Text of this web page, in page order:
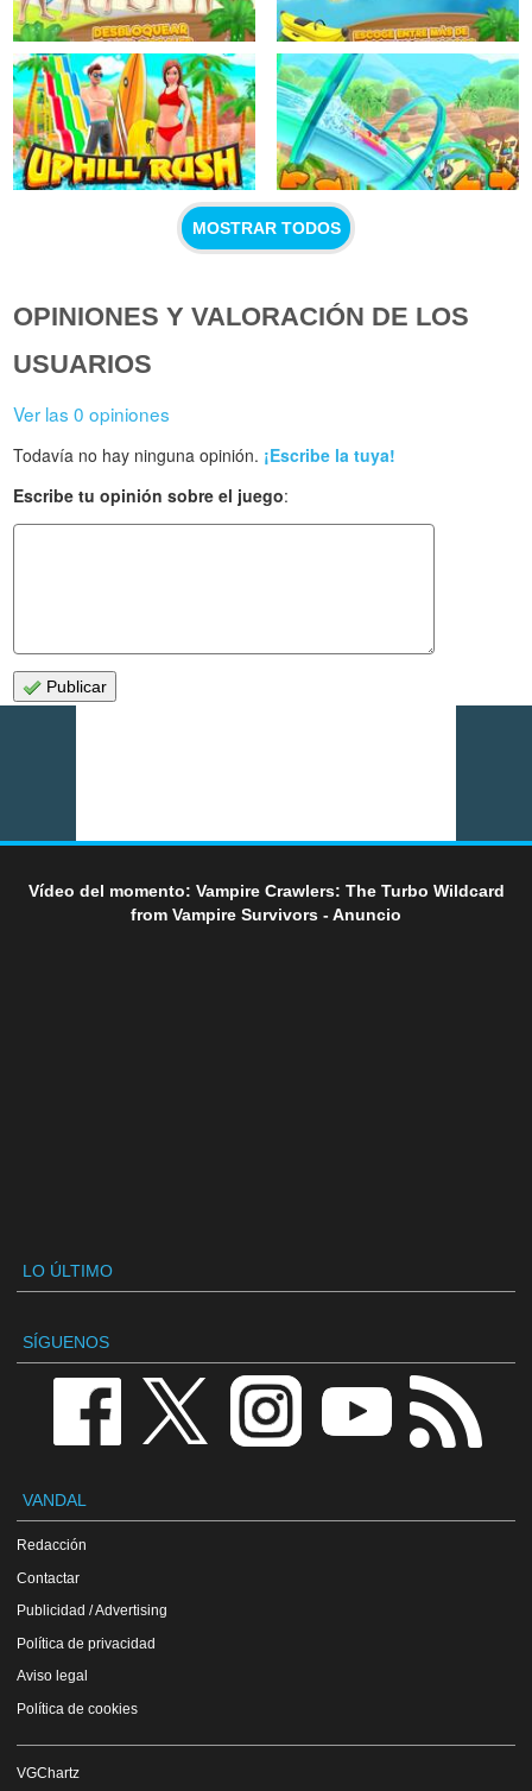
MOSTRAR TODOS
OPINIONES Y VALORACIÓN DE LOS
USUARIOS
Ver las 0 opiniones
Todavía no hay ninguna opinión. ¡Escribe la tuya!
Escribe tu opinión sobre el juego:
Publicar
Vídeo del momento: Vampire Crawlers: The Turbo Wildcard
from Vampire Survivors - Anuncio
LO ÚLTIMO
SÍGUENOS
VANDAL
Redacción
Contactar
Publicidad / Advertising
Política de privacidad
Aviso legal
Política de cookies
VGChartz